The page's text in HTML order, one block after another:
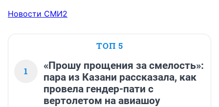
Новости СМИ2
ТОП 5
1
«Прошу прощения за смелость»:
пара из Казани рассказала, как
провела гендер-пати с
вертолетом на авиашоу